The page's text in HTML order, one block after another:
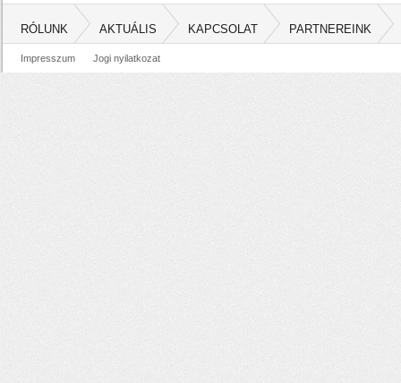
RÓLUNK AKTUÁLIS KAPCSOLAT PARTNEREINK
Impresszum Jogi nyilatkozat